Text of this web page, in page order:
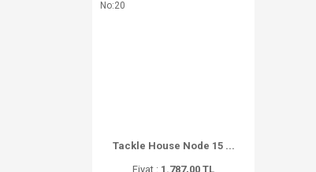
Tackle House Node 15 ...
Fiyat : 1.787,00 TL